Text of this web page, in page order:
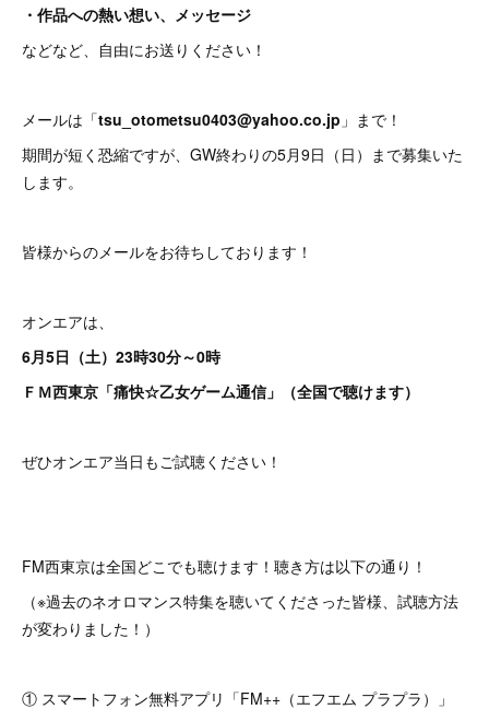
・作品への熱い想い、メッセージ
などなど、自由にお送りください！
メールは「tsu_otometsu0403@yahoo.co.jp 」まで！
期間が短く恐縮ですが、GW終わりの5月9日（日）まで募集いた
します。
皆様からのメールをお待ちしております！
オンエアは、
6月5日（土）23時30分～0時
ＦＭ西東京「痛快☆乙女ゲーム通信」（全国で聴けます）
ぜひオンエア当日もご試聴ください！
FM西東京は全国どこでも聴けます！聴き方は以下の通り！
（※過去のネオロマンス特集を聴いてくださった皆様、試聴方法
が変わりました！）
① スマートフォン無料アプリ「FM++（エフエム プラプラ）」